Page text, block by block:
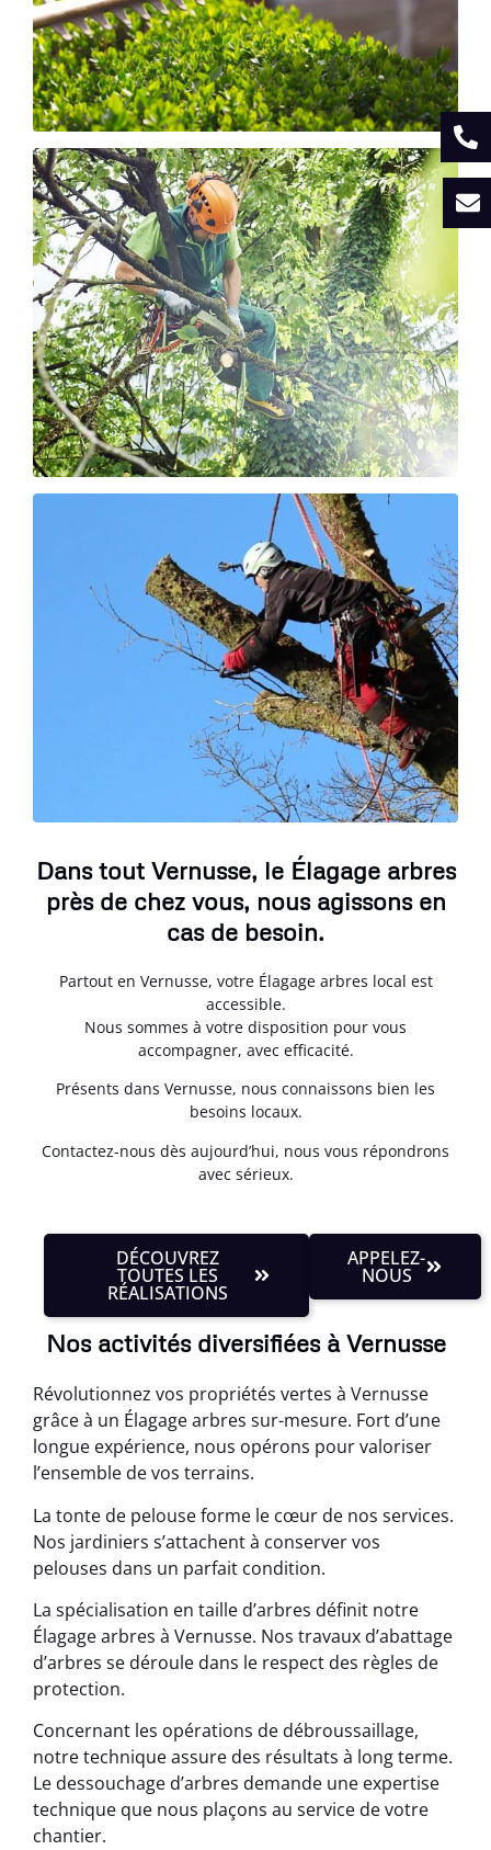
Dans tout Vernusse, le Élagage arbres
près de chez vous, nous agissons en
cas de besoin.
Partout en Vernusse, votre Élagage arbres local est
accessible.
Nous sommes à votre disposition pour vous
accompagner, avec efficacité.
Présents dans Vernusse, nous connaissons bien les
besoins locaux.
Contactez-nous dès aujourd’hui, nous vous répondrons
avec sérieux.
DÉCOUVREZ
TOUTES LES
RÉALISATIONS
APPELEZ-
NOUS
Nos activités diversifiées à Vernusse
Révolutionnez vos propriétés vertes à Vernusse
grâce à un Élagage arbres sur-mesure. Fort d’une
longue expérience, nous opérons pour valoriser
l’ensemble de vos terrains.
La tonte de pelouse forme le cœur de nos services.
Nos jardiniers s’attachent à conserver vos
pelouses dans un parfait condition.
La spécialisation en taille d’arbres définit notre
Élagage arbres à Vernusse. Nos travaux d’abattage
d’arbres se déroule dans le respect des règles de
protection.
Concernant les opérations de débroussaillage,
notre technique assure des résultats à long terme.
Le dessouchage d’arbres demande une expertise
technique que nous plaçons au service de votre
chantier.